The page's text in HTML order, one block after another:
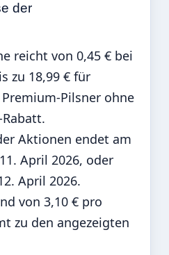
der
reicht von 0,45 € bei
zu 18,99 € für
Pilsner ohne
Aktionen endet am
April 2026, oder
April 2026.
von 3,10 € pro
zu den angezeigten